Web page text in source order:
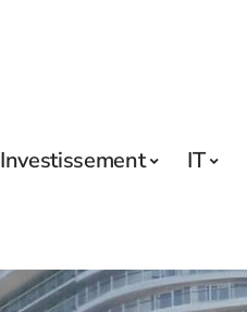
Investissement IT